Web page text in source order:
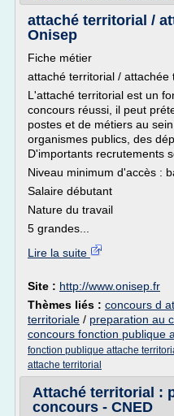
attaché territorial /
Onisep
Fiche métier
attaché territorial / attachée
L'attaché territorial est un
concours réussi, il peut
postes et de métiers au
organismes publics, des
D'importants recrutements
Niveau minimum d'accès :
Salaire débutant
Nature du travail
5 grandes...
Lire la suite
Site : http://www.onisep.fr
Thèmes liés : concours d
territoriale / preparation au
concours fonction publique
fonction publique attache
attache territorial
Attaché territorial :
concours - CNED